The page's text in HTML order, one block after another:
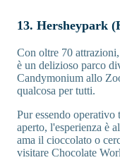
13. Hersheypark
Con oltre 70
è un delizioso parco
Candymonium allo
qualcosa per tutti.
Pur essendo operativo
aperto, l'esperienza è
ama il cioccolato o
visitare Chocolate